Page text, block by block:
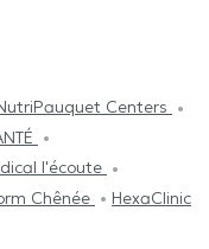
Centers
l'écoute
Chênée HexaClinic